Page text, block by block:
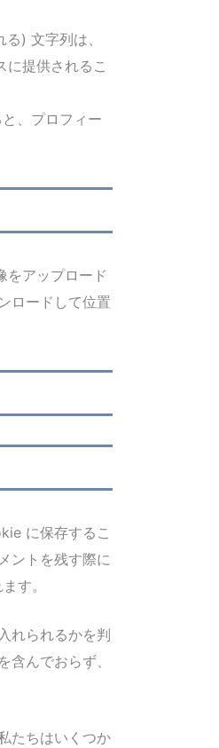
) 文字列は、
提供されるこ
、プロフィー
をアップロード
ロードして位置
に保存するこ
ントを残す際に
す。
れられるかを判
んでおらず、
たちはいくつか